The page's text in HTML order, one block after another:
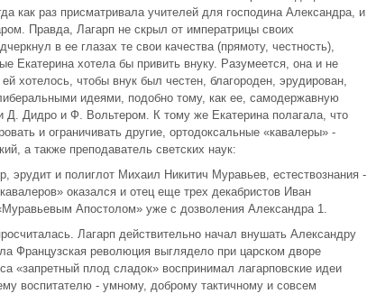
как раз присматривала учителей для господина Александра, и
Правда, Лагарп не скрыл от императрицы своих
в ее глазах те свои качества (прямоту, честность),
Екатерина хотела бы привить внуку. Разумеется, она и не
хотелось, чтобы внук был честен, благороден, эрудирован,
идеями, подобно тому, как ее, самодержавную
Д. Дидро и Ф. Вольтером. К тому же Екатерина полагала, что
и ограничивать другие, ортодоксальные «кавалеры» -
а также преподаватель светских наук:
эрудит и полиглот Михаил Никитич Муравьев, естествознания -
оказался и отец еще трех декабристов Иван
Апостолом» уже с дозволения Александра 1.
Лагарп действительно начал внушать Александру
Французская революция выглядело при царском дворе
«запретный плод сладок» воспринимал лагарповские идеи
воспитателю - умному, доброму тактичному и совсем